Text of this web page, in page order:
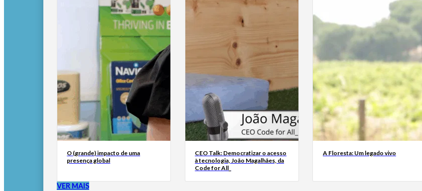
O (grande) impacto de uma
presença global
CEO Talk: Democratizar o acesso
à tecnologia, João Magalhães, da
Code for All_
A Floresta: Um legado vivo
VER MAIS